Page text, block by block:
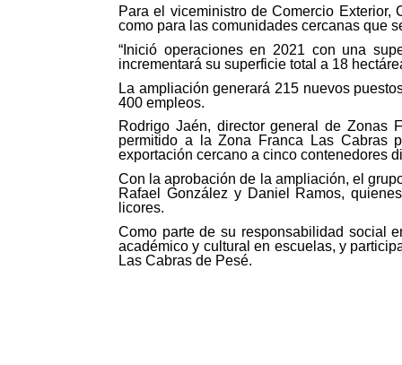
Para el viceministro de Comercio
como para las comunidades cercanas que
“Inició operaciones en 2021 con una
incrementará su superficie total a 18
La ampliación generará 215 nuevos
400 empleos.
Rodrigo Jaén, director general de Zonas
permitido a la Zona Franca Las Cabras
exportación cercano a cinco contenedores
Con la aprobación de la ampliación, el
Rafael González y Daniel Ramos,
licores.
Como parte de su responsabilidad social
académico y cultural en escuelas, y
Las Cabras de Pesé.